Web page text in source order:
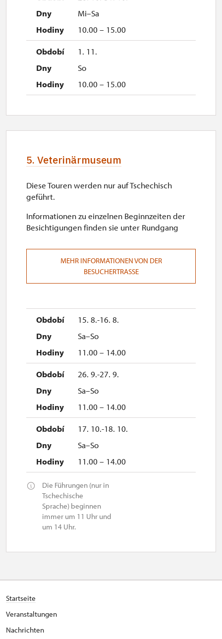
Mi–Sa
10.00 – 15.00
1. 11.
So
10.00 – 15.00
5. Veterinärmuseum
15. 8.-16. 8.
Sa–So
11.00 – 14.00
26. 9.-27. 9.
Sa–So
11.00 – 14.00
17. 10.-18. 10.
Sa–So
11.00 – 14.00
Die Führungen (nur in
Tschechische
Sprache) beginnen
immer um 11 Uhr und
um 14 Uhr.
Diese Touren werden nur auf Tschechisch
geführt.
Informationen zu einzelnen Beginnzeiten der
Besichtigungen finden sie unter Rundgang
MEHR INFORMATIONEN VON DER
BESUCHERTRASSE
Startseite
Veranstaltungen
Nachrichten